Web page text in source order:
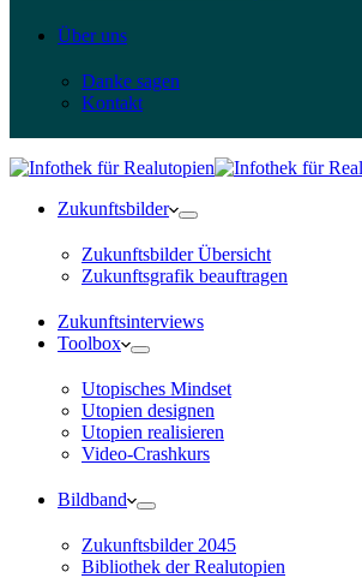
Über uns
Danke sagen
Kontakt
Zukunftsbilder
Zukunftsbilder Übersicht
Zukunftsgrafik beauftragen
Zukunftsinterviews
Toolbox
Utopisches Mindset
Utopien designen
Utopien realisieren
Video-Crashkurs
Bildband
Zukunftsbilder 2045
Bibliothek der Realutopien